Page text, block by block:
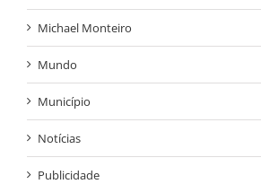
Michael Monteiro
Mundo
Município
Notícias
Publicidade